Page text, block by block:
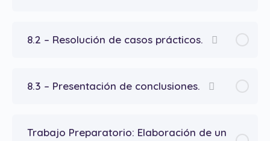
8.2 – Resolución de casos prácticos.
8.3 – Presentación de conclusiones.
Trabajo Preparatorio: Elaboración de un